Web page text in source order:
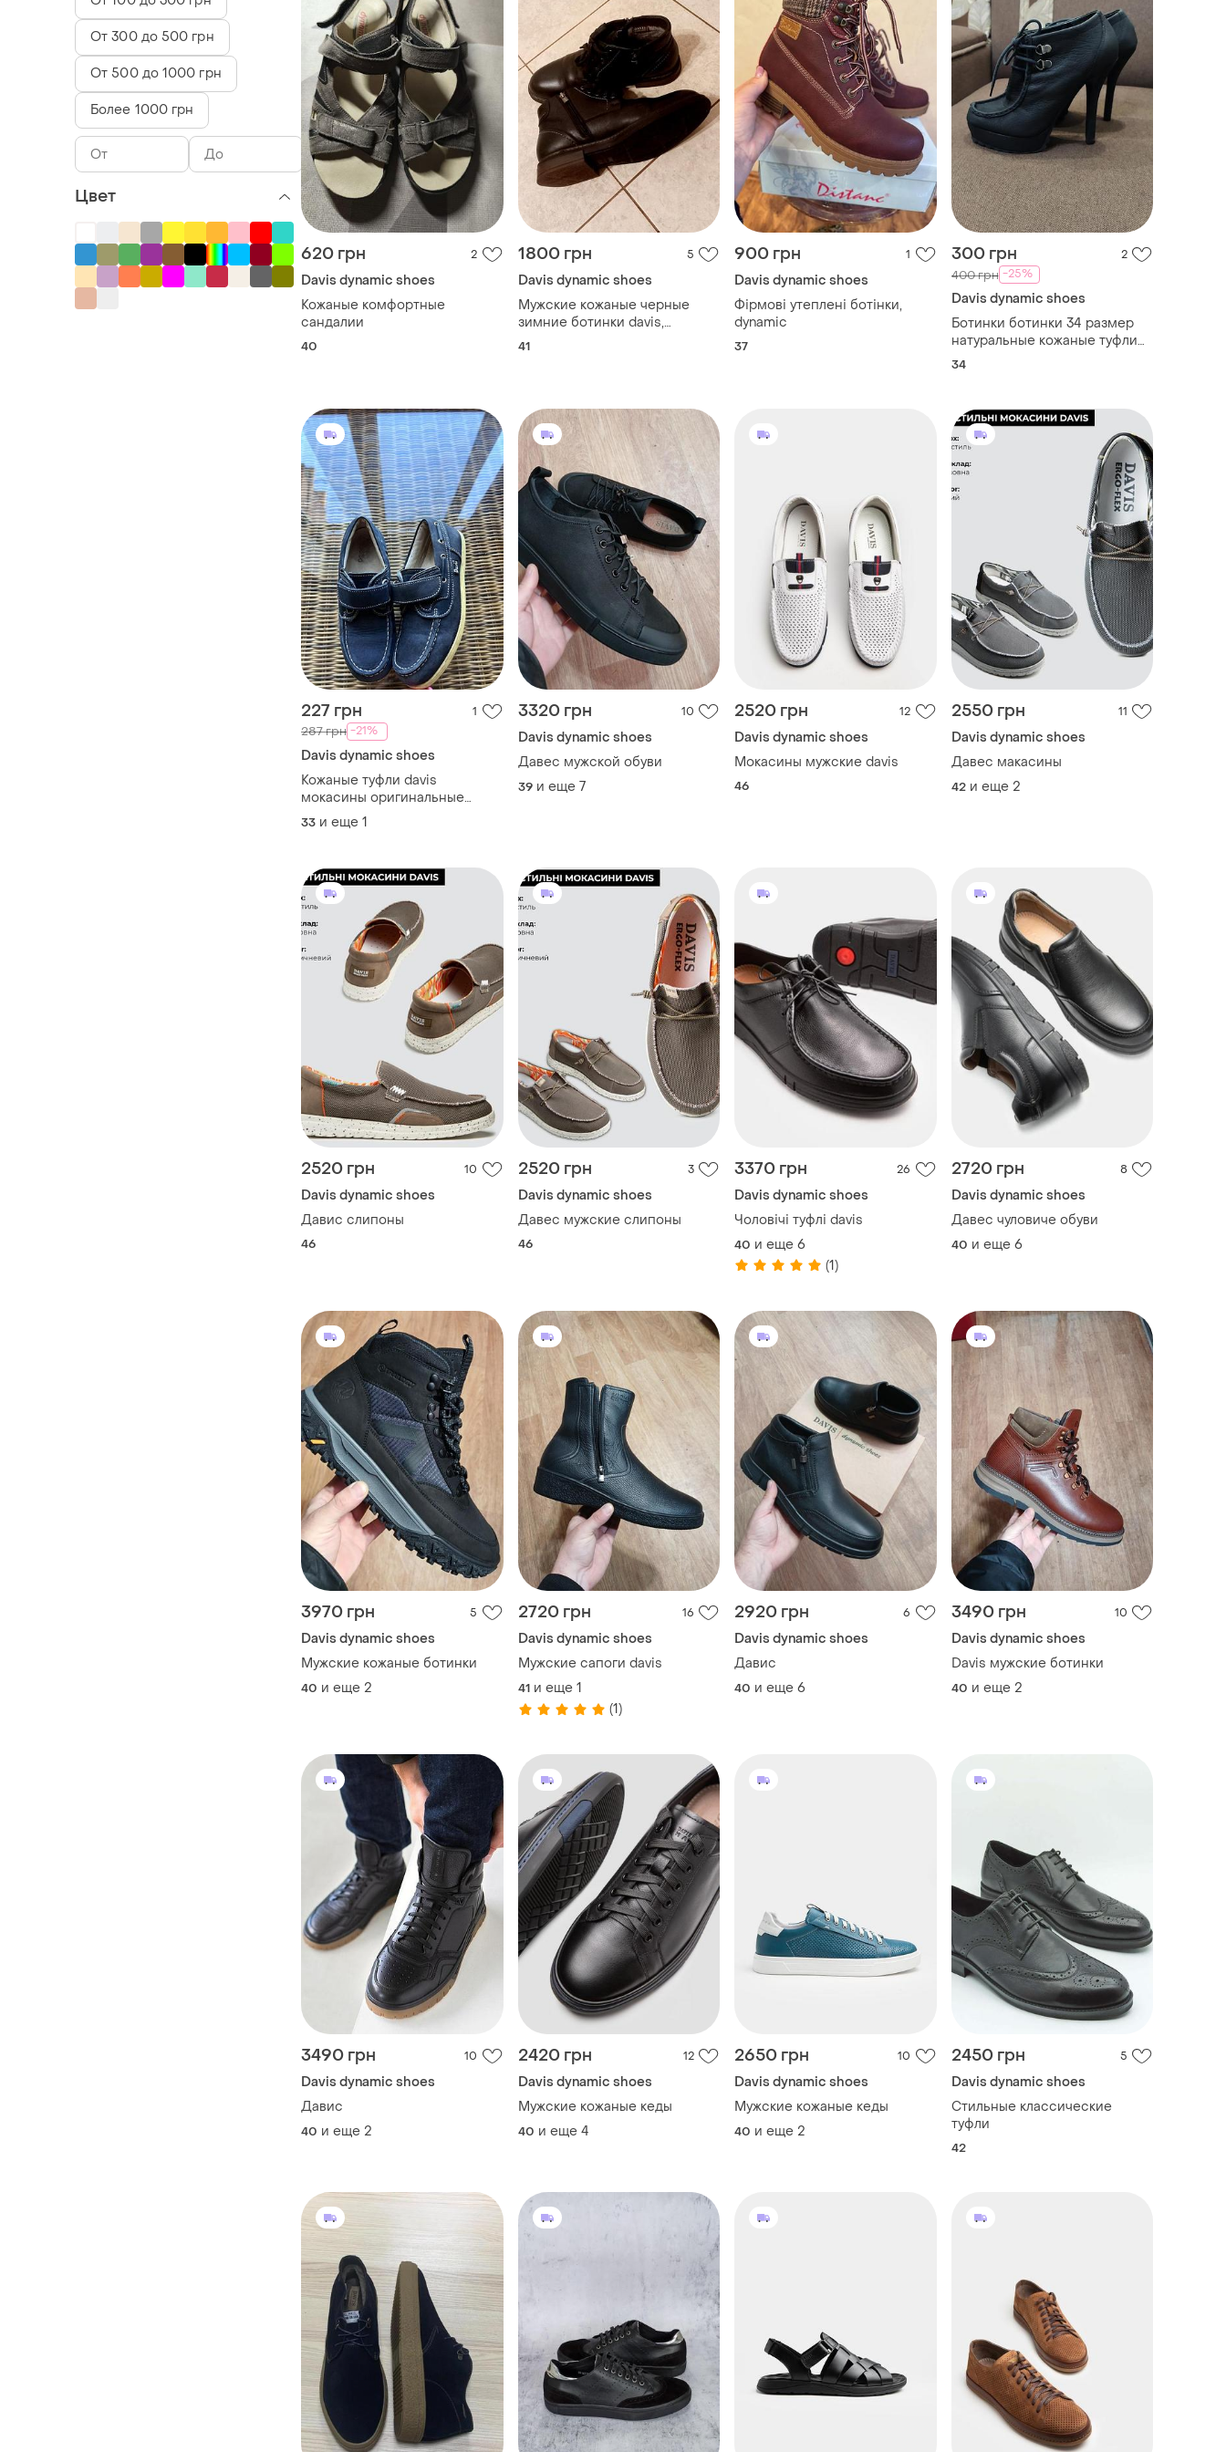
620 грн 2
Davis dynamic shoes
Кожаные комфортные
сандалии
40
1800 грн 5
Davis dynamic shoes
Мужские кожаные черные
зимние ботинки davis,
натуральная овчина, 41
41
900 грн 1
Davis dynamic shoes
Фірмові утеплені ботінки,
dynamic
37
300 грн 2
400 грн -25%
Davis dynamic shoes
Ботинки ботинки 34 размер
натуральные кожаные туфли
ботильоны
34
227 грн 1
287 грн -21%
Davis dynamic shoes
Кожаные туфли davis
мокасины оригинальные
синие
33 и еще 1
3320 грн 10
Davis dynamic shoes
Давес мужской обуви
39 и еще 7
2520 грн 12
Davis dynamic shoes
Мокасины мужские davis
46
2550 грн 11
Davis dynamic shoes
Давес макасины
42 и еще 2
2520 грн 10
Davis dynamic shoes
Давис слипоны
46
2520 грн 3
Davis dynamic shoes
Давес мужские слипоны
46
3370 грн 26
Davis dynamic shoes
Чоловічі туфлі davis
40 и еще 6
(1)
2720 грн 8
Davis dynamic shoes
Давес чуловиче обуви
40 и еще 6
3970 грн 5
Davis dynamic shoes
Мужские кожаные ботинки
40 и еще 2
2720 грн 16
Davis dynamic shoes
Мужские сапоги davis
41 и еще 1
(1)
2920 грн 6
Davis dynamic shoes
Давис
40 и еще 6
3490 грн 10
Davis dynamic shoes
Davis мужские ботинки
40 и еще 2
3490 грн 10
Davis dynamic shoes
Давис
40 и еще 2
2420 грн 12
Davis dynamic shoes
Мужские кожаные кеды
40 и еще 4
2650 грн 10
Davis dynamic shoes
Мужские кожаные кеды
40 и еще 2
2450 грн 5
Davis dynamic shoes
Стильные классические
туфли
42
От 300 до 500 грн
От 500 до 1000 грн
Более 1000 грн
Цвет